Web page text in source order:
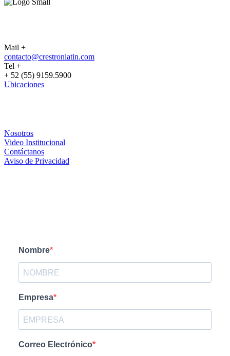
Mail +
contacto@crestronlatin.com
Tel +
+ 52 (55) 9159.5900
Ubicaciones
Nosotros
Video Institucional
Contáctanos
Aviso de Privacidad
Nombre
Empresa
Correo Electrónico